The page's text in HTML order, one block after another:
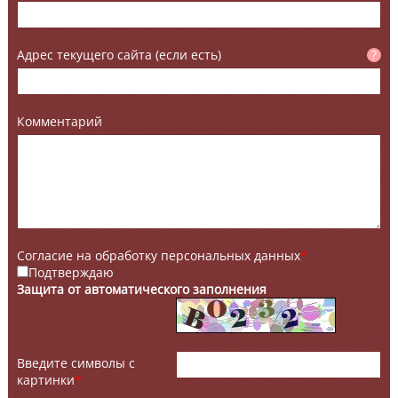
Адрес текущего сайта (если есть) ?
Комментарий
Согласие на обработку персональных данных*
Подтверждаю
Защита от автоматического заполнения
Введите символы с
картинки*